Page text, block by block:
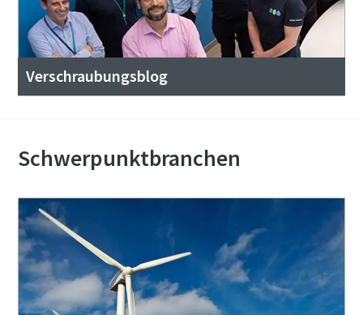
Verschraubungsblog
Schwerpunktbranchen